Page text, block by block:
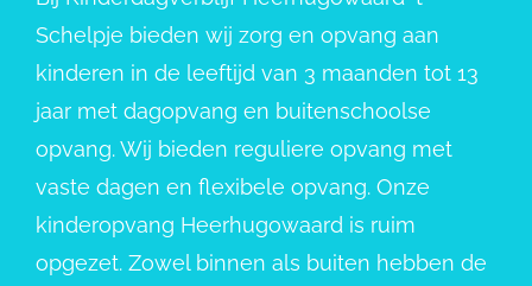
Schelpje bieden wij zorg en opvang aan
kinderen in de leeftijd van 3 maanden tot 13
jaar met dagopvang en buitenschoolse
opvang. Wij bieden reguliere opvang met
vaste dagen en flexibele opvang. Onze
kinderopvang Heerhugowaard is ruim
opgezet. Zowel binnen als buiten hebben de